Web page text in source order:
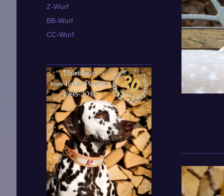
Z-Wurf
BB-Wurf
CC-Wurf